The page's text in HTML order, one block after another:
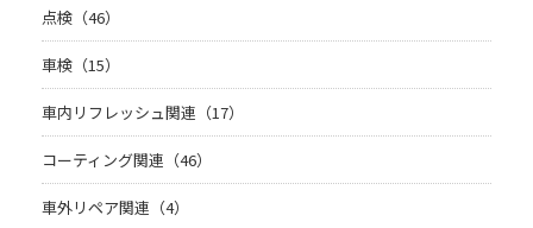
点検（46）
車検（15）
車内リフレッシュ関連（17）
コーティング関連（46）
車外リペア関連（4）